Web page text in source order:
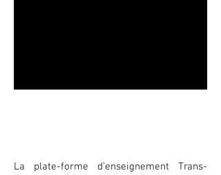
La plate-forme d’enseignement Trans-